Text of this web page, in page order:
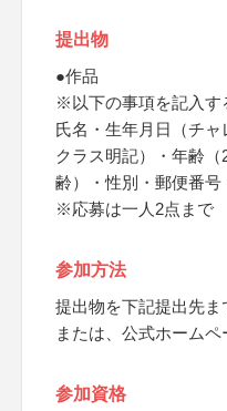
提出物
●作品
※以下の事項を記入す
氏名・生年月日（チャ
クラス明記）・年齢
齢）・性別・郵便番
※応募は一人2点まで
参加方法
提出物を下記提出先ま
または、公式ホーム
参加資格